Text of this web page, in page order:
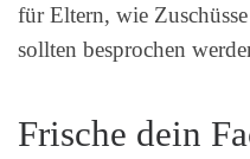
für Eltern, wie
sollten besprochen
Frische dein